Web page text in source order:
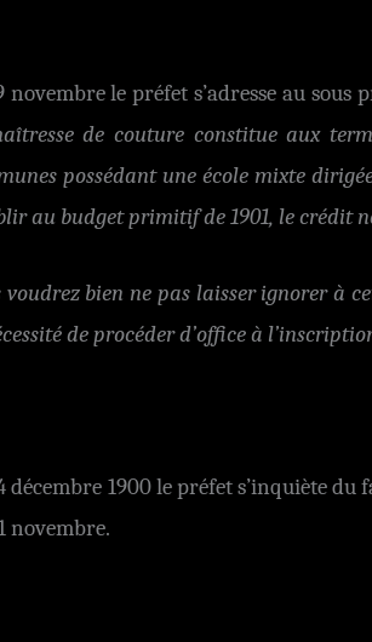
novembre le préfet s’adresse au sous
de couture constitue aux
possédant une école mixte
au budget primitif de 1901, le crédit
voudrez bien ne pas laisser ignorer à
de procéder d’office à
décembre 1900 le préfet s’inquiète
novembre.